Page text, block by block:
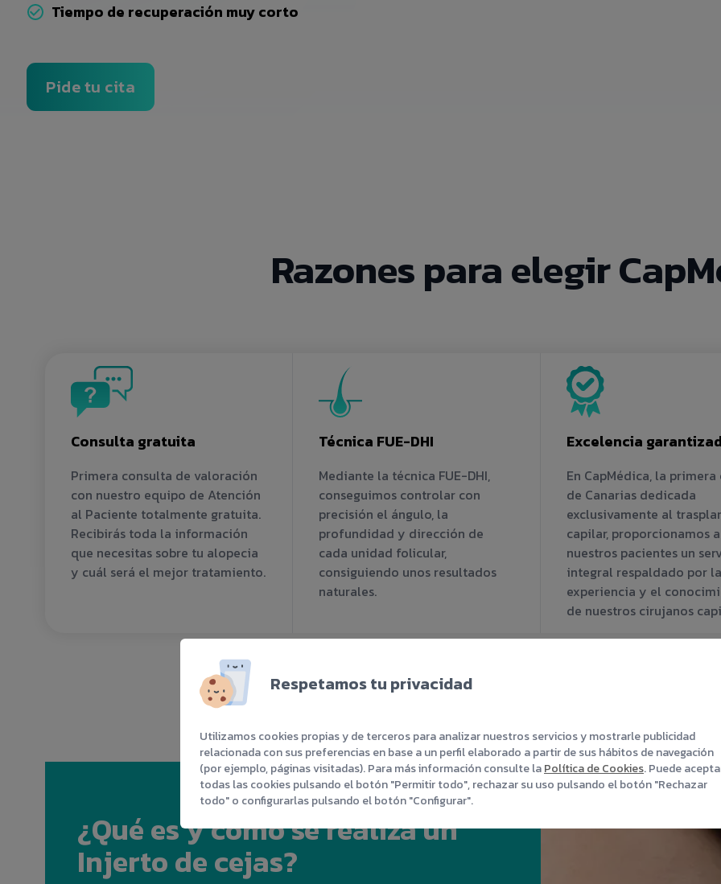
Tiempo de recuperación muy corto
Pide tu cita
Razones para elegir
Consulta gratuita
Primera consulta de valoración
con nuestro equipo de Atención
al Paciente totalmente gratuita.
Recibirás toda la información
que necesitas sobre tu alopecia
y cuál será el mejor tratamiento.
Técnica FUE-DHI
Mediante la técnica FUE-DHI,
conseguimos controlar con
precisión el ángulo, la
profundidad y dirección de
cada unidad folicular,
consiguiendo unos resultados
naturales.
Excelencia
En CapMédica, la
de Canarias dedicada
exclusivamente al
capilar, proporcionamos a
nuestros pacientes un
integral respaldado por la
experiencia y el
de nuestros cirujanos
¿Qué es y cómo se realiza un
Injerto de cejas?
Respetamos tu privacidad
Utilizamos cookies propias y de terceros para analizar nuestros servicios y mostrarle publicidad
relacionada con sus preferencias en base a un perfil elaborado a partir de sus hábitos de navegación
(por ejemplo, páginas visitadas). Para más información consulte laPolítica de Cookies. Puede
todas las cookies pulsando el botón "Permitir todo", rechazar su uso pulsando el botón "Rechazar
todo" o configurarlas pulsando el botón "Configurar".